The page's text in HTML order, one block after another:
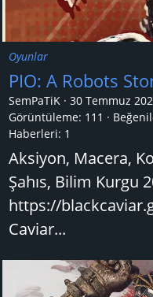
Oyunlar
PIO: A Robots
SemPaTiK 30 Temmuz
Görüntüleme: 111
Haberleri: 1
Aksiyon, Macera,
Şahıs, Bilim Kurgu
https://
Caviar...